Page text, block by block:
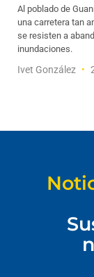
Al poblado de
una carretera tan
se resisten a
inundaciones.
Ivet González